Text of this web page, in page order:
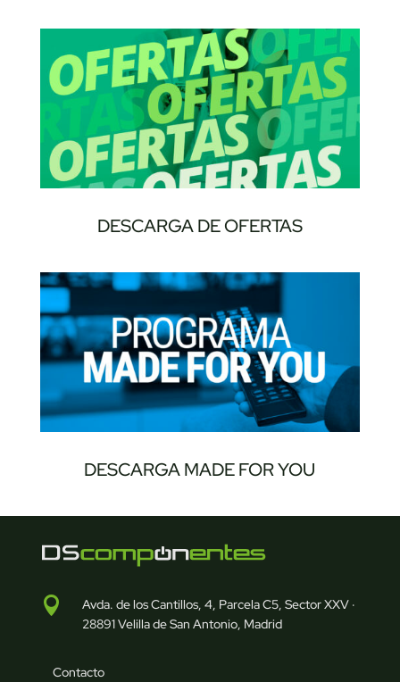
DESCARGA DE OFERTAS
DESCARGA MADE FOR YOU

Avda. de los Cantillos, 4, Parcela C5, Sector XXV ·
28891 Velilla de San Antonio, Madrid
Contacto